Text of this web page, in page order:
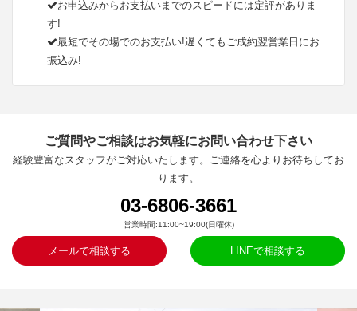
お申込みからお支払いまでのスピードには定評がありま
す!
最短でその場でのお支払い!遅くてもご成約翌営業日にお
振込み!
ご質問やご相談はお気軽にお問い合わせ下さい
経験豊富なスタッフがご対応いたします。ご連絡を心よりお待ちしてお
ります。
03-6806-3661
営業時間:11:00~19:00(日曜休)
メールで相談する LINEで相談する